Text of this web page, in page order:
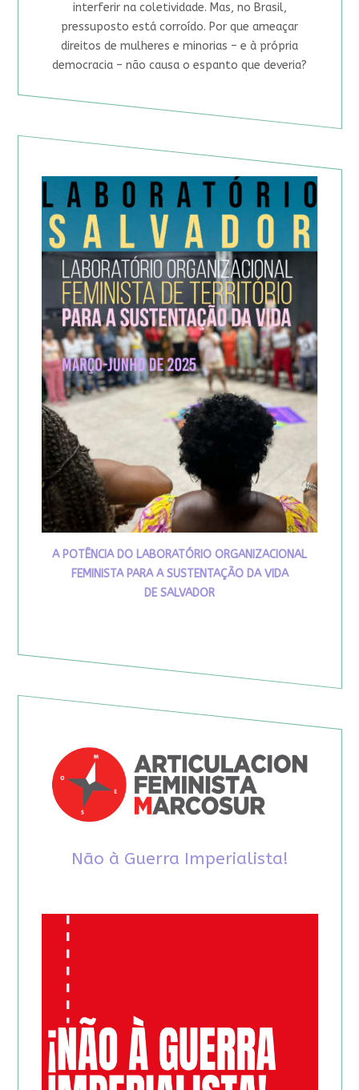
interferir na coletividade. Mas, no Brasil,
pressuposto está corroído. Por que ameaçar
direitos de mulheres e minorias – e à própria
democracia – não causa o espanto que deveria?
A POTÊNCIA DO LABORATÓRIO ORGANIZACIONAL
FEMINISTA PARA A SUSTENTAÇÃO DA VIDA
DE SALVADOR
Não à Guerra Imperialista!